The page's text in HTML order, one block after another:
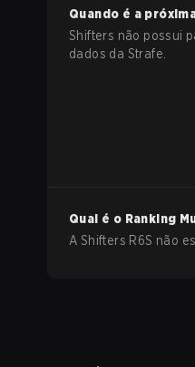
Quando é a
Shifters não possui
dados da Strafe.
Qual é o Ranking
A Shifters R6S não